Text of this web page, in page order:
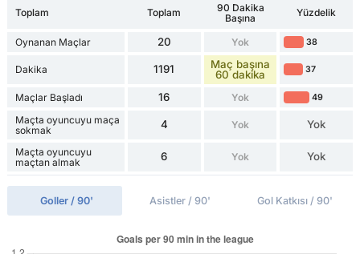
Toplam Toplam
90 Dakika
Başına
Yüzdelik
Oynanan Maçlar 20 Yok 38
Dakika 1191
Maç başına
60 dakika
37
Maçlar Başladı 16 Yok 49
Maçta oyuncuyu maça
sokmak
4 Yok Yok
Maçta oyuncuyu
maçtan almak
6 Yok Yok
Goller / 90' Asistler / 90' Gol Katkısı / 90'